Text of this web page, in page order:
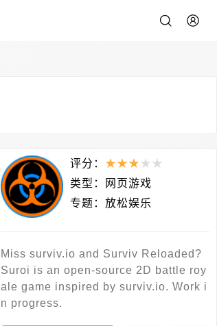
评分： ★★★ ★ ★
类型：
网页游戏
专题：放松娱乐
Miss surviv.io and Surviv Reloaded?
Suroi is an open-source 2D battle roy
ale game inspired by surviv.io. Work i
n progress.